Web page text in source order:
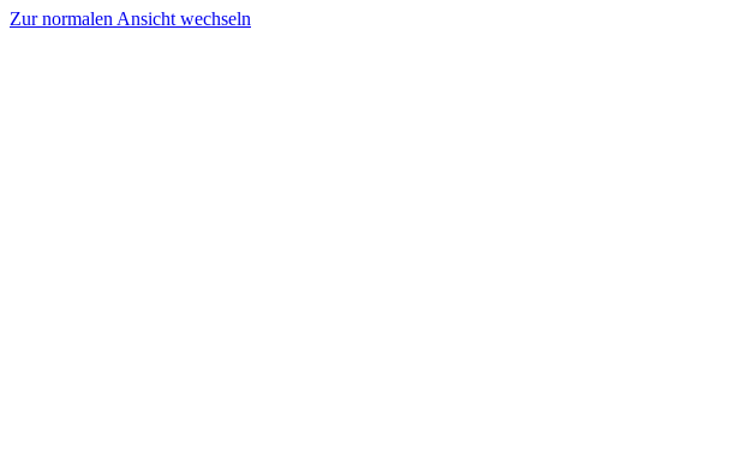
Zur normalen Ansicht wechseln